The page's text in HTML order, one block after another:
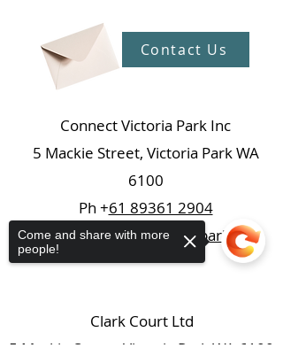
Contact Us
Connect Victoria Park Inc
5 Mackie Street, Victoria Park WA
6100
Ph +61 89361 2904
admin@connectvictoriapark.org
Clark Court Ltd
5 Mackie Street, Victoria Park WA 6100
Come and share with more
people!